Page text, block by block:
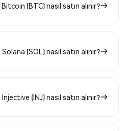
Bitcoin (BTC) nasıl satın alınır?
Solana (SOL) nasıl satın alınır?
Injective (INJ) nasıl satın alınır?